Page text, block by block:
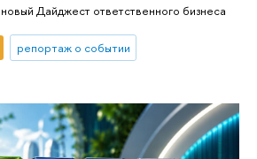
Дайджест ответственного бизнеса
репортаж о событии